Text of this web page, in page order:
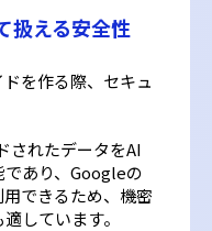
扱える安全性
を作る際、セキュ
れたデータをAI
あり、Googleの
できるため、機密
しています。